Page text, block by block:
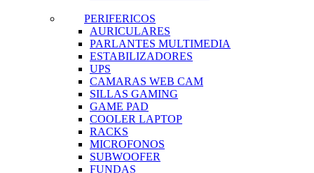
PERIFERICOS
AURICULARES
PARLANTES MULTIMEDIA
ESTABILIZADORES
UPS
CAMARAS WEB CAM
SILLAS GAMING
GAME PAD
COOLER LAPTOP
RACKS
MICROFONOS
SUBWOOFER
FUNDAS